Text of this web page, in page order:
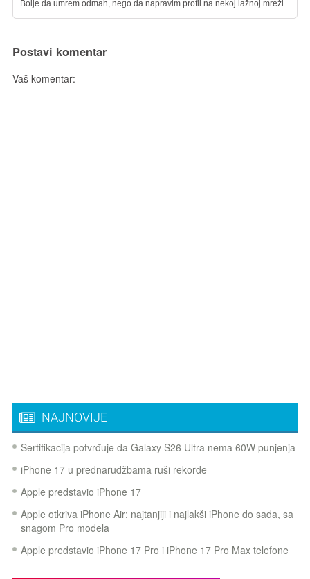
Bolje da umrem odmah, nego da napravim profil na nekoj lažnoj mreži.
Postavi komentar
Vaš komentar:
NAJNOVIJE
Sertifikacija potvrđuje da Galaxy S26 Ultra nema 60W punjenja
iPhone 17 u prednarudžbama ruši rekorde
Apple predstavio iPhone 17
Apple otkriva iPhone Air: najtanjiji i najlakši iPhone do sada, sa
snagom Pro modela
Apple predstavio iPhone 17 Pro i iPhone 17 Pro Max telefone